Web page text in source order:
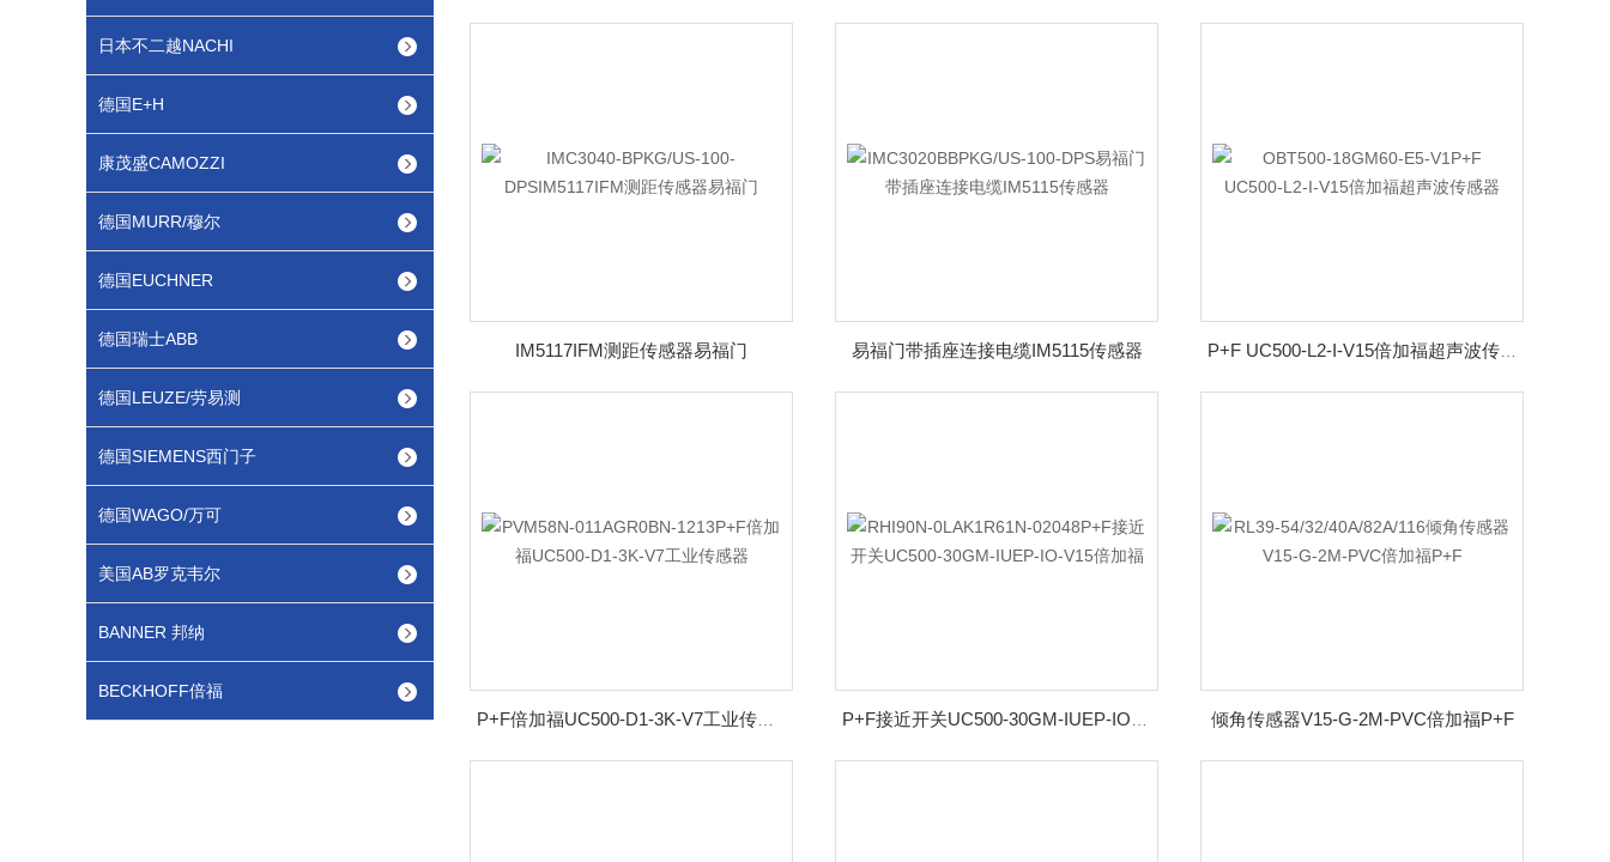
日本不二越NACHI
德国E+H
康茂盛CAMOZZI
德国MURR/穆尔
德国EUCHNER
德国瑞士ABB
德国LEUZE/劳易测
德国SIEMENS西门子
德国WAGO/万可
美国AB罗克韦尔
BANNER 邦纳
BECKHOFF倍福
IM5117IFM测距传感器易福门 易福门带插座连接电缆IM5115传感器
倾角传感器V15-G-2M-PVC倍加福P+F